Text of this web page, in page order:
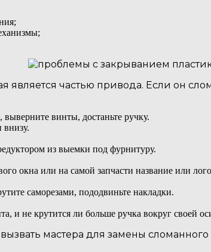
является частью привода. Если он
винты, достаньте ручку.
из выемки под фурнитуру.
окна или на самой запчасти название или
саморезами, пододвиньте накладки.
и не крутится ли больше ручка вокруг своей
мастера для замены сломанного